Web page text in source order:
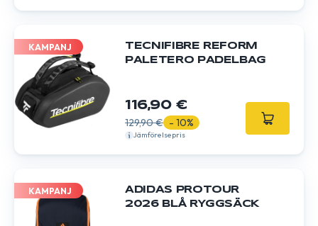
KAMPANJ
TECNIFIBRE REFORM
PALETERO PADELBAG
116,90 €
129,90 € - 10%
Jämförelsepris
KAMPANJ
ADIDAS PROTOUR
2026 BLÅ RYGGSÄCK